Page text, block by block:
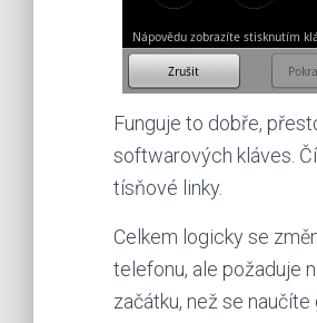
Funguje to dobře,
softwarových kláves.
tísňové linky.
Celkem logicky se
telefonu, ale požaduje
začátku, než se